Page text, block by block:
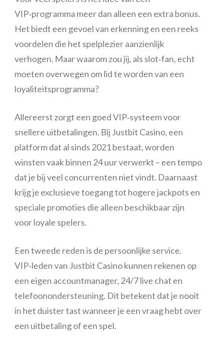
VIP‑programma meer dan alleen een extra bonus.
Het biedt een gevoel van erkenning en een reeks
voordelen die het spelplezier aanzienlijk
verhogen. Maar waarom zou jij, als slot‑fan, echt
moeten overwegen om lid te worden van een
loyaliteitsprogramma?
Allereerst zorgt een goed VIP‑systeem voor
snellere uitbetalingen. Bij Justbit Casino, een
platform dat al sinds 2021 bestaat, worden
winsten vaak binnen 24 uur verwerkt – een tempo
dat je bij veel concurrenten niet vindt. Daarnaast
krijg je exclusieve toegang tot hogere jackpots en
speciale promoties die alleen beschikbaar zijn
voor loyale spelers.
Een tweede reden is de persoonlijke service.
VIP‑leden van Justbit Casino kunnen rekenen op
een eigen accountmanager, 24/7 live chat en
telefoonondersteuning. Dit betekent dat je nooit
in het duister tast wanneer je een vraag hebt over
een uitbetaling of een spel.